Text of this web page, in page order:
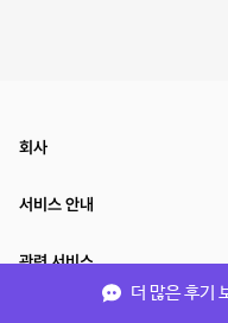
더 많은 후기
회사
서비스 안내
관련 서비스